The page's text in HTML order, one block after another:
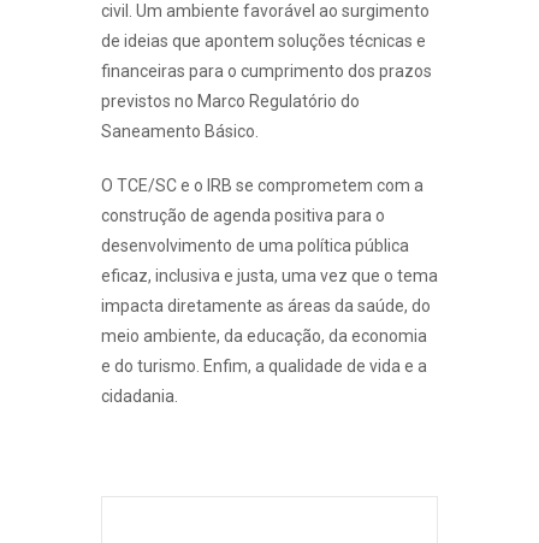
civil. Um ambiente favorável ao surgimento
de ideias que apontem soluções técnicas e
financeiras para o cumprimento dos prazos
previstos no Marco Regulatório do
Saneamento Básico.
O TCE/SC e o IRB se comprometem com a
construção de agenda positiva para o
desenvolvimento de uma política pública
eficaz, inclusiva e justa, uma vez que o tema
impacta diretamente as áreas da saúde, do
meio ambiente, da educação, da economia
e do turismo. Enfim, a qualidade de vida e a
cidadania.